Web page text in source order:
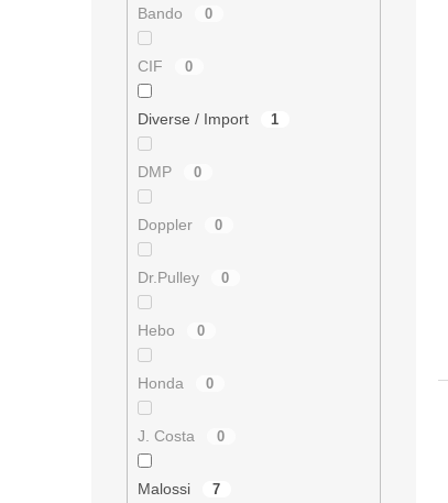
Bando 0
CIF 0
Diverse / Import 1
DMP 0
Doppler 0
Dr.Pulley 0
Hebo 0
Honda 0
J. Costa 0
Malossi 7